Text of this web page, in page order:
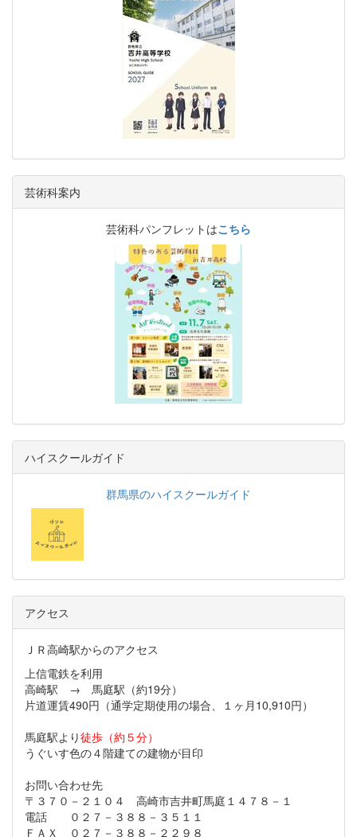
芸術科案内
芸術科パンフレットはこちら
ハイスクールガイド
群馬県のハイスクールガイド
アクセス
ＪＲ高崎駅からのアクセス
上信電鉄を利用
高崎駅 → 馬庭駅（約19分）
片道運賃490円（通学定期使用の場合、１ヶ月10,910円）
馬庭駅より徒歩（約５分）
うぐいす色の４階建ての建物が目印
お問い合わせ先
〒３７０－２１０４ 高崎市吉井町馬庭１４７８－１
電話 ０２７－３８８－３５１１
ＦＡＸ ０２７－３８８－２２９８